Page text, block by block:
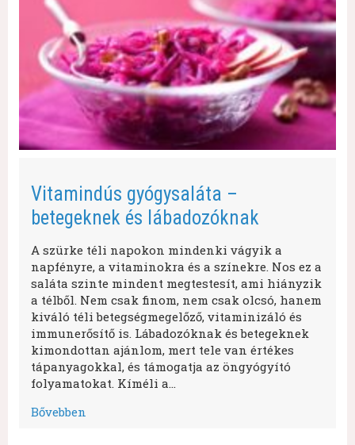
Vitamindús gyógysaláta –
betegeknek és lábadozóknak
A szürke téli napokon mindenki vágyik a
napfényre, a vitaminokra és a színekre. Nos ez a
saláta szinte mindent megtestesít, ami hiányzik
a télből. Nem csak finom, nem csak olcsó, hanem
kiváló téli betegségmegelőző, vitaminizáló és
immunerősítő is. Lábadozóknak és betegeknek
kimondottan ajánlom, mert tele van értékes
tápanyagokkal, és támogatja az öngyógyító
folyamatokat. Kíméli a…
Bővebben